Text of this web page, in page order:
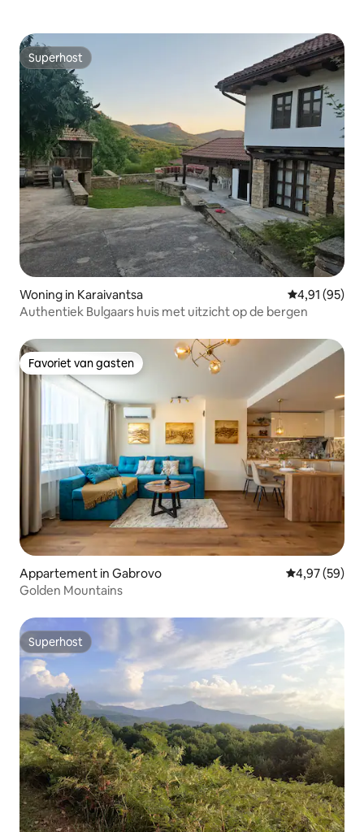
Superhost
Superhost
Woning in Karaivantsa Gemiddelde
4,91 (95)
Authentiek Bulgaars huis met uitzicht op de bergen
Favoriet van gasten
Favoriet van gasten
Appartement in Gabrovo Gemiddelde
4,97 (59)
Golden Mountains
Superhost
Superhost